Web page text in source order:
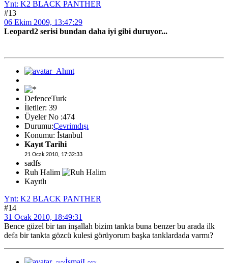
Ynt: K2 BLACK PANTHER
#13
06 Ekim 2009, 13:47:29
Leopard2 serisi bundan daha iyi gibi duruyor...
DefenceTurk
İletiler: 39
Üyeler No :474
Durumu:Çevrimdışı
Konumu: İstanbul
Kayıt Tarihi
21 Ocak 2010, 17:32:33
sadfs
Ruh Halim
Kayıtlı
Ynt: K2 BLACK PANTHER
#14
31 Ocak 2010, 18:49:31
Bence güzel bir tan inşallah bizim tankta buna benzer bu arada ilk
defa bir tankta gözcü kulesi görüyorum başka tanklardada varmı?